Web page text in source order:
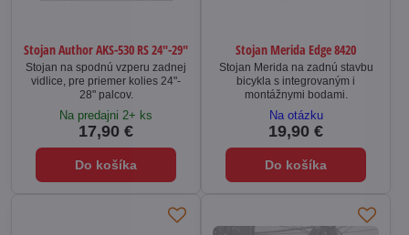
Stojan Author AKS-530 RS 24"-29"
Stojan na spodnú vzperu zadnej
vidlice, pre priemer kolies 24"-
28" palcov.
Na predajni 2+ ks
17,90 €
Do košíka
Stojan Merida Edge 8420
Stojan Merida na zadnú stavbu
bicykla s integrovaným i
montážnymi bodami.
Na otázku
19,90 €
Do košíka